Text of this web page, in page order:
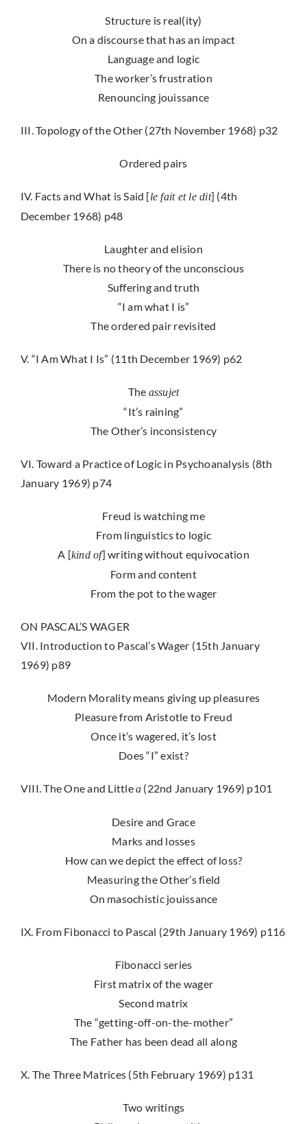
Structure is real(ity)
On a discourse that has an impact
Language and logic
The worker’s frustration
Renouncing jouissance
III. Topology of the Other (27th November 1968) p32
Ordered pairs
IV. Facts and What is Said [le fait et le dit] (4th
December 1968) p48
Laughter and elision
There is no theory of the unconscious
Suffering and truth
“I am what I is”
The ordered pair revisited
V. “I Am What I Is” (11th December 1969) p62
The assujet
“It’s raining”
The Other’s inconsistency
VI. Toward a Practice of Logic in Psychoanalysis (8th
January 1969) p74
Freud is watching me
From linguistics to logic
A [kind of] writing without equivocation
Form and content
From the pot to the wager
ON PASCAL’S WAGER
VII. Introduction to Pascal’s Wager (15th January
1969) p89
Modern Morality means giving up pleasures
Pleasure from Aristotle to Freud
Once it’s wagered, it’s lost
Does “I” exist?
VIII. The One and Littlea (22nd January 1969) p101
Desire and Grace
Marks and losses
How can we depict the effect of loss?
Measuring the Other’s field
On masochistic jouissance
IX. From Fibonacci to Pascal (29th January 1969) p116
Fibonacci series
First matrix of the wager
Second matrix
The “getting-off-on-the-mother”
The Father has been dead all along
X. The Three Matrices (5th February 1969) p131
Two writings